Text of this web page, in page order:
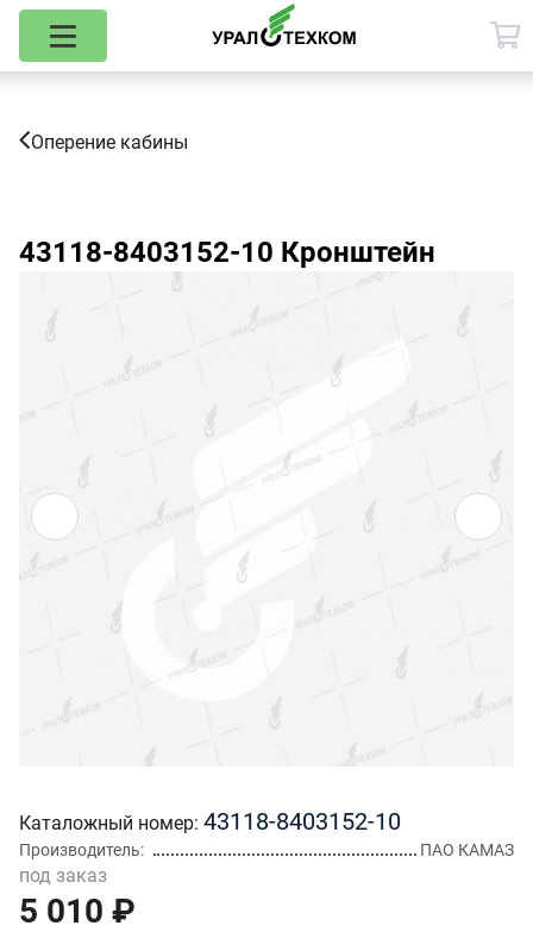
Оперение кабины
43118-8403152-10 Кронштейн
Каталожный номер 43118-8403152-10
Производитель ПАО КАМАЗ
под заказ
5 010 ₽